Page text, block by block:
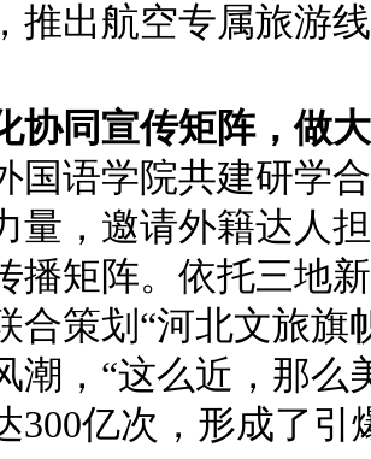
推出航空专属旅游
协同宣传矩阵，做
国语学院共建研学
量，邀请外籍达人
播矩阵。依托三地
合策划“河北文旅旗
潮，“这么近，那么
300亿次，形成了